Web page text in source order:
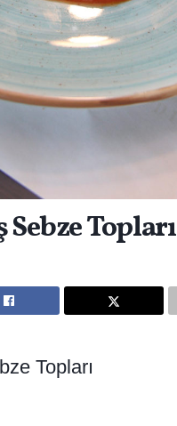
Sebze Topları
Topları